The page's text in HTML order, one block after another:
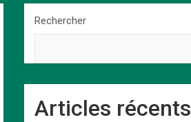
Rechercher
Articles récents